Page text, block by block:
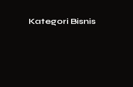
Kategori Bisnis